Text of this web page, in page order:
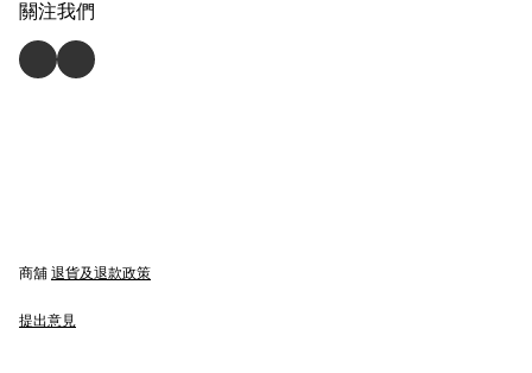
關注我們
商舖 退貨及退款政策
提出意見